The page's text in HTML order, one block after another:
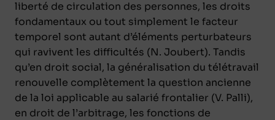
liberté de circulation des personnes, les droits
fondamentaux ou tout simplement le facteur
temporel sont autant d’éléments perturbateurs
qui ravivent les difficultés (N. Joubert). Tandis
qu’en droit social, la généralisation du télétravail
renouvelle complètement la question ancienne
de la loi applicable au salarié frontalier (V. Palli),
en droit de l’arbitrage, les fonctions de